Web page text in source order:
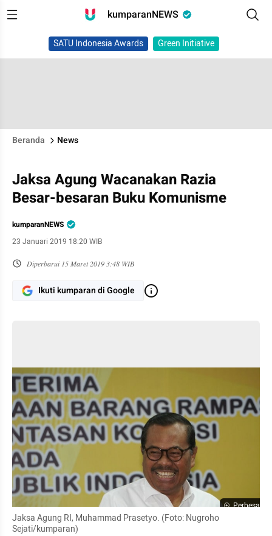
kumparanNEWS
SATU Indonesia Awards Green Initiative
Beranda News
Jaksa Agung Wacanakan Razia
Besar-besaran Buku Komunisme
kumparanNEWS
23 Januari 2019 18:20 WIB
Diperbarui 15 Maret 2019 3:48 WIB
Ikuti kumparan di Google
Perbesar
Jaksa Agung RI, Muhammad Prasetyo. (Foto: Nugroho
Sejati/kumparan)